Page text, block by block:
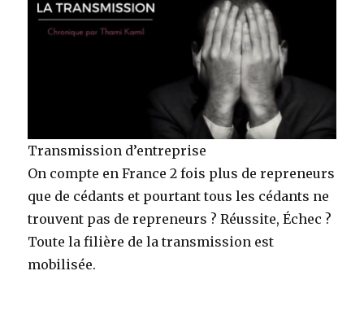
Transmission d’entreprise
On compte en France 2 fois plus de repreneurs
que de cédants et pourtant tous les cédants ne
trouvent pas de repreneurs ? Réussite, Échec ?
Toute la filière de la transmission est
mobilisée.